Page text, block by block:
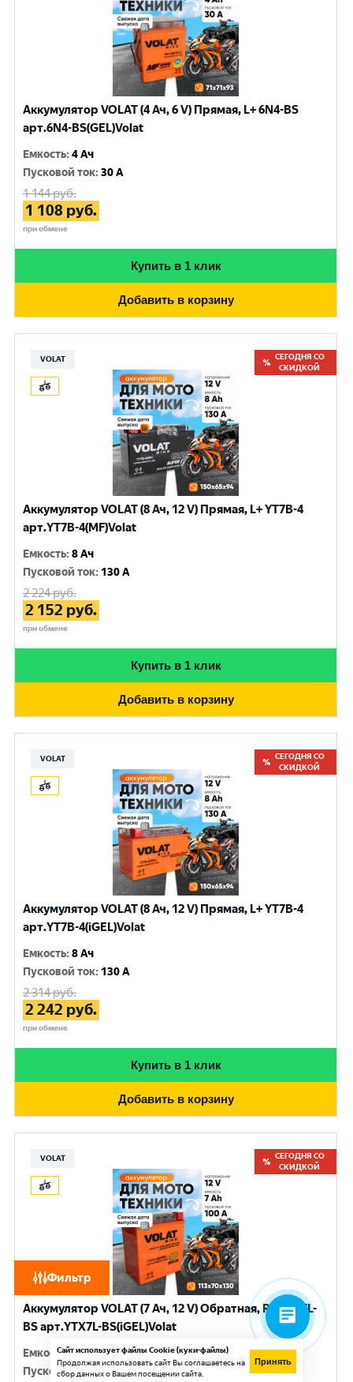
Фильтр
Аккумулятор VOLAT (4 Ач, 6 V) Прямая, L+ 6N4-BS
арт.6N4-BS(GEL)Volat
Емкость:4 Ач
Пусковой ток:30 A
1 144руб.
1 108 руб.
при обмене
Купить в 1 клик
Добавить в корзину
VOLAT
СЕГОДНЯ СО
СКИДКОЙ
Аккумулятор VOLAT (8 Ач, 12 V) Прямая, L+ YT7B-4
арт.YT7B-4(MF)Volat
Емкость:8 Ач
Пусковой ток: 130 A
2 224руб.
2 152 руб.
при обмене
Купить в 1 клик
Добавить в корзину
VOLAT
СЕГОДНЯ СО
СКИДКОЙ
Аккумулятор VOLAT (8 Ач, 12 V) Прямая, L+ YT7B-4
арт.YT7B-4(iGEL)Volat
Емкость:8 Ач
Пусковой ток: 130 A
2 314руб.
2 242 руб.
при обмене
Купить в 1 клик
Добавить в корзину
VOLAT
СЕГОДНЯ СО
СКИДКОЙ
Аккумулятор VOLAT (7 Ач, 12 V) Обратная, R+ YTX7L-
BS арт.YTX7L-BS(iGEL)Volat
Емкость:7 Ач
Пусковой ток:100 A
Сайт использует файлы Cookie (куки-файлы)
Продолжая использовать сайт Вы соглашаетесь на
сбор данных о Вашем посещении сайта.
Принять